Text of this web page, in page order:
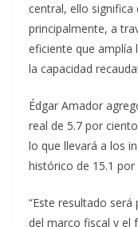
central, ello significa
principalmente, a
eficiente que amplía
la capacidad
Édgar Amador
real de 5.7 por
lo que llevará a los
histórico de 15.1 por
“Este resultado
del marco fiscal y el